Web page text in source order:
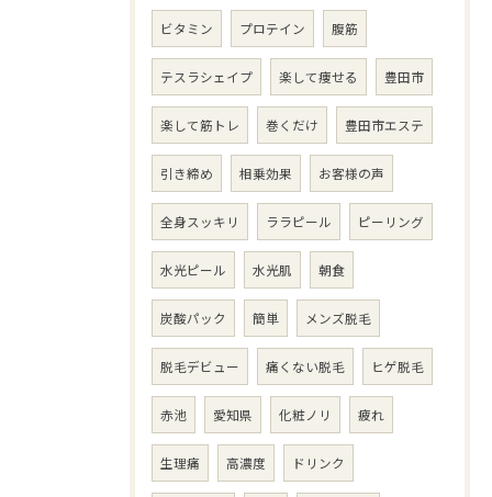
ビタミン プロテイン 腹筋
テスラシェイプ 楽して痩せる 豊田市
楽して筋トレ 巻くだけ 豊田市エステ
引き締め 相乗効果 お客様の声
全身スッキリ ララピール ピーリング
水光ピール 水光肌 朝食
炭酸パック 簡単 メンズ脱毛
脱毛デビュー 痛くない脱毛 ヒゲ脱毛
赤池 愛知県 化粧ノリ 疲れ
生理痛 高濃度 ドリンク